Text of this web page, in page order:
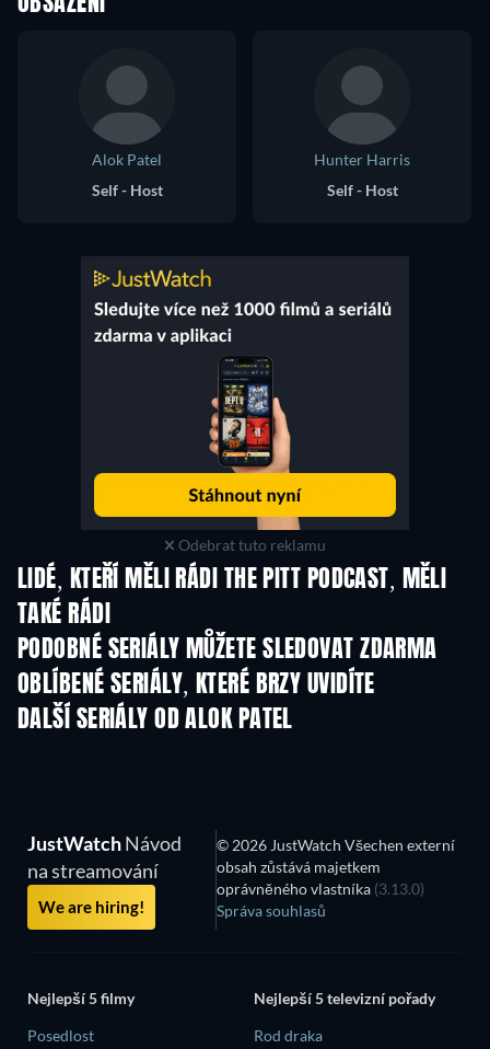
Alok Patel
Self - Host
Hunter Harris
Self - Host
Odebrat tuto reklamu
LIDÉ, KTEŘÍ MĚLI RÁDI THE PITT PODCAST, MĚLI
TAKÉ RÁDI
PODOBNÉ SERIÁLY MŮŽETE SLEDOVAT ZDARMA
TV TV
OBLÍBENÉ SERIÁLY, KTERÉ BRZY UVIDÍTE
TV TV
DALŠÍ SERIÁLY OD ALOK PATEL
JustWatchNávod
na streamování
We are hiring!
© 2026 JustWatch Všechen externí
obsah zůstává majetkem
oprávněného vlastníka (3.13.0)
Správa souhlasů
Nejlepší 5 filmy
Posedlost
Nejlepší 5 televizní pořady
Rod draka